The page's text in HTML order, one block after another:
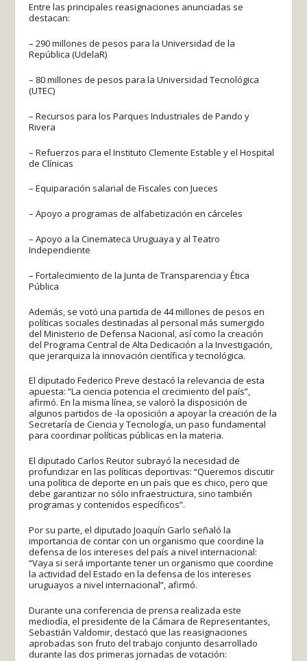
Entre las principales reasignaciones anunciadas se
destacan:
– 290 millones de pesos para la Universidad de la
República (UdelaR)
– 80 millones de pesos para la Universidad Tecnológica
(UTEC)
– Recursos para los Parques Industriales de Pando y
Rivera
– Refuerzos para el Instituto Clemente Estable y el Hospital
de Clínicas
– Equiparación salarial de Fiscales con Jueces
– Apoyo a programas de alfabetización en cárceles
– Apoyo a la Cinemateca Uruguaya y al Teatro
Independiente
– Fortalecimiento de la Junta de Transparencia y Ética
Pública
Además, se votó una partida de 44 millones de pesos en
políticas sociales destinadas al personal más sumergido
del Ministerio de Defensa Nacional, así como la creación
del Programa Central de Alta Dedicación a la Investigación,
que jerarquiza la innovación científica y tecnológica.
El diputado Federico Preve destacó la relevancia de esta
apuesta: “La ciencia potencia el crecimiento del país”,
afirmó. En la misma línea, se valoró la disposición de
algunos partidos de -la oposición a apoyar la creación de la
Secretaría de Ciencia y Tecnología, un paso fundamental
para coordinar políticas públicas en la materia.
El diputado Carlos Reutor subrayó la necesidad de
profundizar en las políticas deportivas: “Queremos discutir
una política de deporte en un país que es chico, pero que
debe garantizar no sólo infraestructura, sino también
programas y contenidos específicos”.
Por su parte, el diputado Joaquín Garlo señaló la
importancia de contar con un organismo que coordine la
defensa de los intereses del país a nivel internacional:
“Vaya si será importante tener un organismo que coordine
la actividad del Estado en la defensa de los intereses
uruguayos a nivel internacional”, afirmó.
Durante una conferencia de prensa realizada este
mediodía, el presidente de la Cámara de Representantes,
Sebastián Valdomir, destacó que las reasignaciones
aprobadas son fruto del trabajo conjunto desarrollado
durante las dos primeras jornadas de votación: